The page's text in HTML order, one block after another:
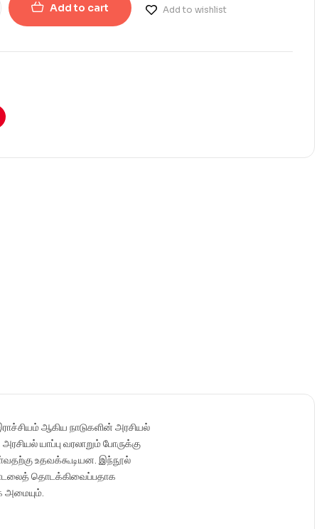
Add to cart Add to wishlist
ஆகிய நாடுகளின் அரசியல்
யாப்பு வரலாறும் போருக்கு
உதவக்கூடியன. இந்நூல்
தொடக்கிவைப்பதாக
அமையும்.